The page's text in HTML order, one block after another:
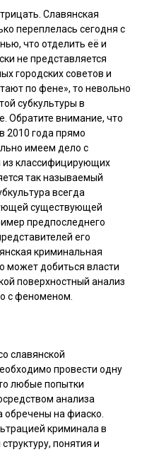
Славянская
переплелась сегодня с
что отделить её и
не представляется
городских советов и
по фене», то невольно
субкультуры в
Обратите внимание, что
2010 года прямо
имеем дело с
классифицирующих
так называемый
всегда
существующей
предпоследнего
его
криминальная
может добиться власти
поверхностный анализ
с феноменом.
славянской
провести одну
любые попытки
анализа
обречены на фиаско.
криминала в
понятия и